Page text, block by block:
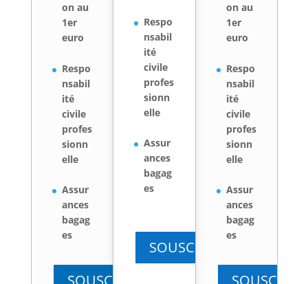
on au
1er
euro
Respo
nsabil
ité
civile
profes
sionn
elle
Assur
ances
bagag
es
Respo
nsabil
ité
civile
profes
sionn
elle
Assur
ances
bagag
es
SOUSCRIRE
on au
1er
euro
Respo
nsabil
ité
civile
profes
sionn
elle
Assur
ances
bagag
es